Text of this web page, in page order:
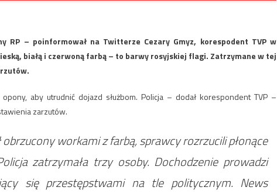
RP – poinformował na Twitterze Cezary Gmyz, korespodent TVP w
białą i czerwoną farbą – to barwy rosyjskiej flagi. Zatrzymane w tej
aby utrudnić dojazd służbom. Policja – dodał korespondent TVP –
zarzutów.
workami z farbą, sprawcy rozrzucili płonące
zatrzymała trzy osoby. Dochodzenie prowadzi
się przestępstwami na tle politycznym. News